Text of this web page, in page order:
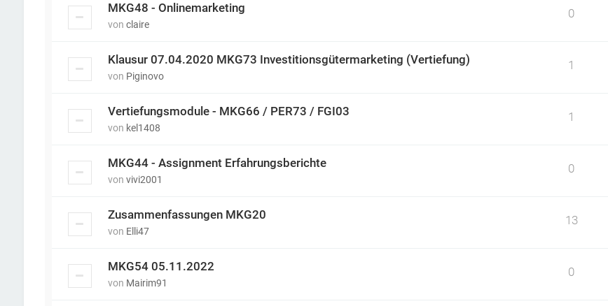
MKG48 - Onlinemarketing
von claire
0
Klausur 07.04.2020 MKG73 Investitionsgütermarketing (Vertiefung)
von Piginovo
1
Vertiefungsmodule - MKG66 / PER73 / FGI03
von kel1408
1
MKG44 - Assignment Erfahrungsberichte
von vivi2001
0
Zusammenfassungen MKG20
von Elli47
13
MKG54 05.11.2022
von Mairim91
0